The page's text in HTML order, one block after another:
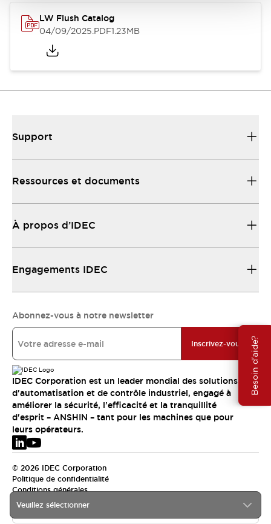
Besoin d'aide?
LW Flush Catalog
04/09/2025.PDF1.23MB
Veuillez sélectionner
Support
Ressources et documents
À propos d’IDEC
Engagements IDEC
Abonnez-vous à notre newsletter
Inscrivez-vous
IDEC Corporation est un leader mondial des solutions
d'automatisation et de contrôle industriel, engagé à
améliorer la sécurité, l'efficacité et la tranquillité
d'esprit – ANSHIN – tant pour les machines que pour
leurs opérateurs.
© 2026 IDEC Corporation
Politique de confidentialité
Conditions générales
EMEA